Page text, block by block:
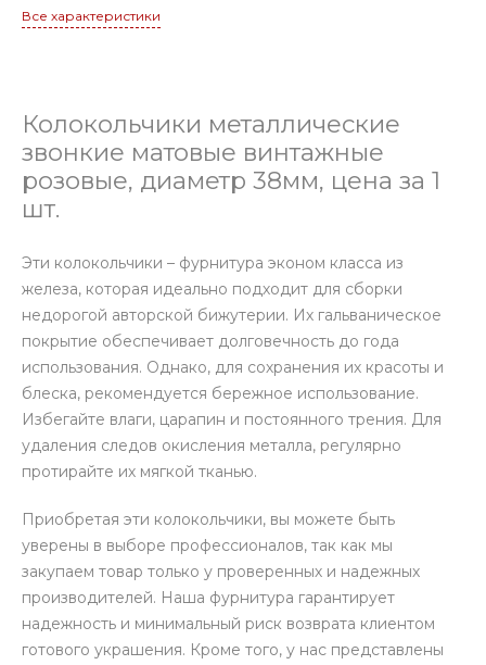
Все характеристики
Колокольчики металлические
звонкие матовые винтажные
розовые, диаметр 38мм, цена за 1
шт.
Эти колокольчики – фурнитура эконом класса из
железа, которая идеально подходит для сборки
недорогой авторской бижутерии. Их гальваническое
покрытие обеспечивает долговечность до года
использования. Однако, для сохранения их красоты и
блеска, рекомендуется бережное использование.
Избегайте влаги, царапин и постоянного трения. Для
удаления следов окисления металла, регулярно
протирайте их мягкой тканью.
Приобретая эти колокольчики, вы можете быть
уверены в выборе профессионалов, так как мы
закупаем товар только у проверенных и надежных
производителей. Наша фурнитура гарантирует
надежность и минимальный риск возврата клиентом
готового украшения. Кроме того, у нас представлены